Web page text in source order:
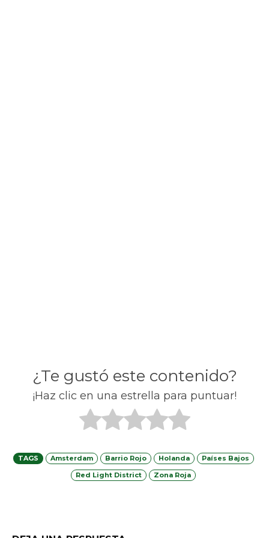
¿Te gustó este contenido?
¡Haz clic en una estrella para puntuar!
TAGS Amsterdam Barrio Rojo Holanda
Países Bajos
Red Light District
Zona Roja